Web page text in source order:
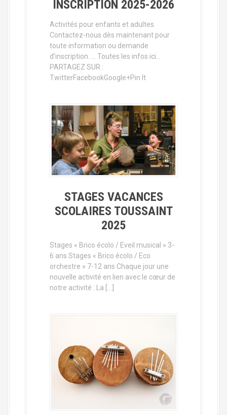
INSCRIPTION 2025-2026
Activités pour enfants et adultes.
Contactez-nous dès maintenant pour
toute information ou demande
d’inscription. … Toutes les infos ici…
PARTAGEZ SUR :
TwitterFacebookGoogle+Pin It
STAGES VACANCES
SCOLAIRES TOUSSAINT
2025
Stages « Brico écolo / Eveil musical » 3-
6 ans Stages « Brico écolo / Eco
orchestre » 7-12 ans Chaque jour une
nouvelle activité en lien avec le cœur de
notre activité : La […]